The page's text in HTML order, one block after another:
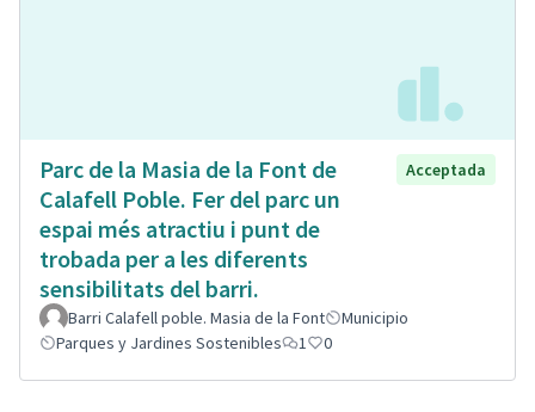
Parc de la Masia de la Font de
Calafell Poble. Fer del parc un
espai més atractiu i punt de
trobada per a les diferents
sensibilitats del barri.
Acceptada
Barri Calafell poble. Masia de la Font
Municipio
Parques y Jardines Sostenibles
1 0